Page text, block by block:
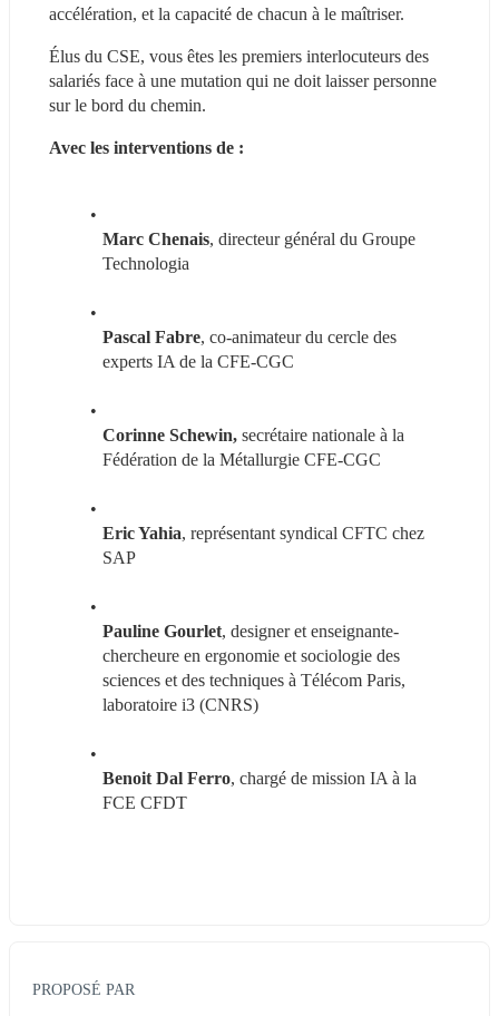
accélération, et la capacité de chacun à le maîtriser.
Élus du CSE, vous êtes les premiers interlocuteurs des
salariés face à une mutation qui ne doit laisser personne
sur le bord du chemin.
Avec les interventions de :
Marc Chenais, directeur général du Groupe
Technologia
Pascal Fabre, co-animateur du cercle des
experts IA de la CFE-CGC
Corinne Schewin, secrétaire nationale à la
Fédération de la Métallurgie CFE-CGC
Eric Yahia, représentant syndical CFTC chez
SAP
Pauline Gourlet, designer et enseignante-
chercheure en ergonomie et sociologie des
sciences et des techniques à Télécom Paris,
laboratoire i3 (CNRS)
Benoit Dal Ferro, chargé de mission IA à la
FCE CFDT
PROPOSÉ PAR